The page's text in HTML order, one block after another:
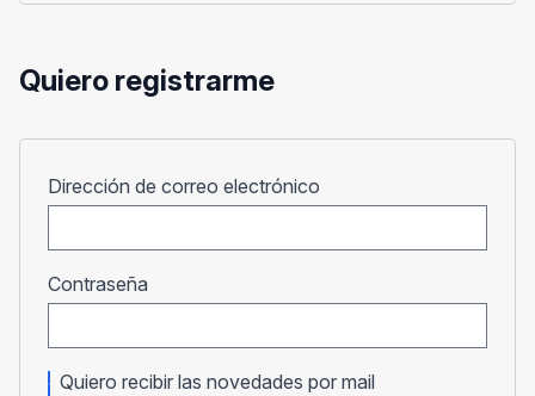
Quiero registrarme
Dirección de correo electrónico
Contraseña
Quiero recibir las novedades por mail